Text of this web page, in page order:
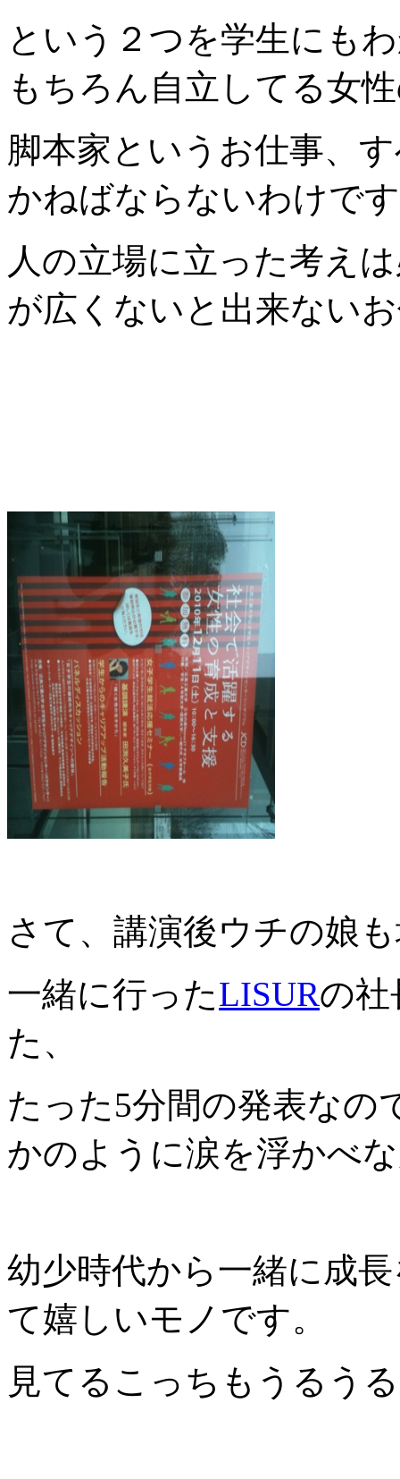
という２つを学生にも
もちろん自立してる女
脚本家というお仕事、
かねばならないわけで
人の立場に立った考え
が広くないと出来ない
さて、講演後ウチの娘
一緒に行ったLISURの社
た、
たった5分間の発表なの
かのように涙を浮かべ
幼少時代から一緒に成
て嬉しいモノです。
見てるこっちもうるう